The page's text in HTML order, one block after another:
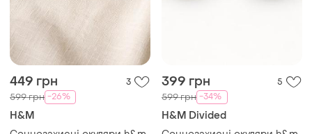
449 грн 3
599 грн -26%
H&M
399 грн 5
599 грн -34%
H&M Divided